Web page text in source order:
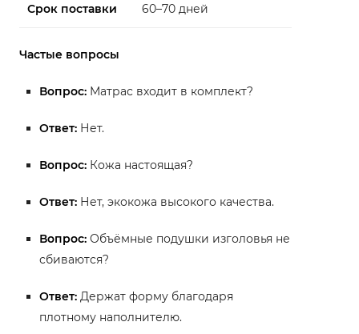
Срок поставки 60–70 дней
Частые вопросы
Вопрос: Матрас входит в комплект?
Ответ: Нет.
Вопрос: Кожа настоящая?
Ответ: Нет, экокожа высокого качества.
Вопрос: Объёмные подушки изголовья не
сбиваются?
Ответ: Держат форму благодаря
плотному наполнителю.